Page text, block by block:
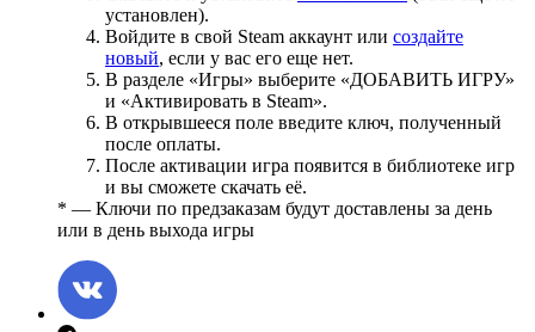
установлен).
Войдите в свой Steam аккаунт или создайте
новый, если у вас его еще нет.
В разделе «Игры» выберите «ДОБАВИТЬ ИГРУ»
и «Активировать в Steam».
В открывшееся поле введите ключ, полученный
после оплаты.
После активации игра появится в библиотеке игр
и вы сможете скачать её.
* — Ключи по предзаказам будут доставлены за день
или в день выхода игры